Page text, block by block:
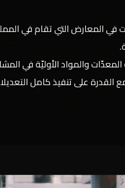
في المعارض التي تقام في
والمواد الأوليّة في
على تنفيذ كامل